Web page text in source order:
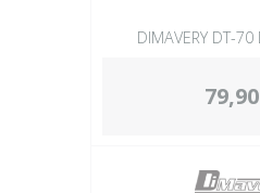
DIMAVERY DT-